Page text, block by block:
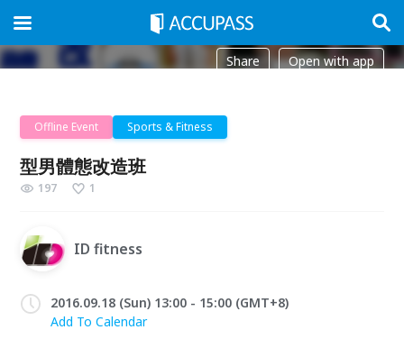
Share Open with app
Offline Event Sports & Fitness
型男體態改造班
197 1
ID fitness
2016.09.18 (Sun) 13:00 - 15:00 (GMT+8)
Add To Calendar